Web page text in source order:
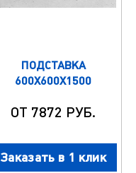
ПОДСТАВКА
600Х600Х1500
ОТ 7872 РУБ.
Заказать в 1 клик